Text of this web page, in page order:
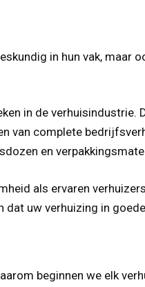
in hun vak, maar
in de verhuisindustrie.
van complete
en
als ervaren
dat uw verhuizing in
beginnen we elk